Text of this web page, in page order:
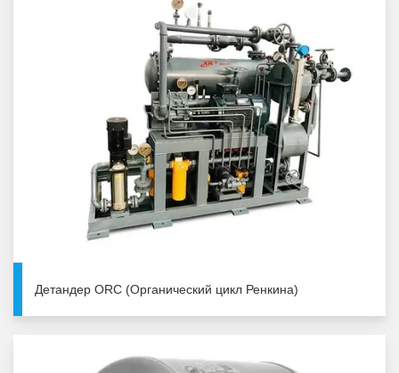
Детандер ORC (Органический цикл Ренкина)